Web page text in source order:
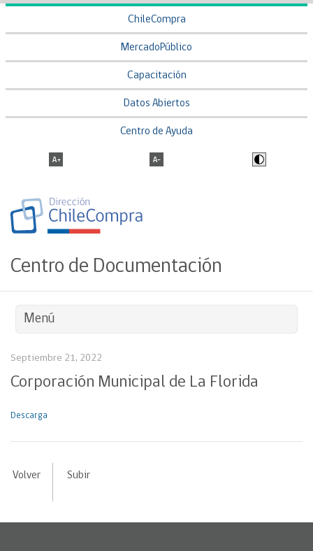
ChileCompra
MercadoPúblico
Capacitación
Datos Abiertos
Centro de Ayuda
Centro de Documentación
Menú
Septiembre 21, 2022
Corporación Municipal de La Florida
Descarga
Volver Subir